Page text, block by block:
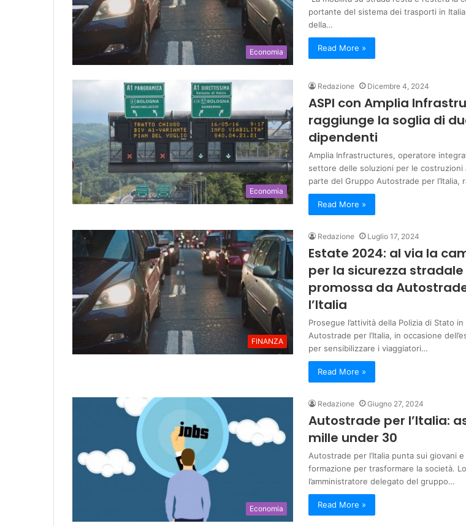
Economia
portante del sistema dei trasporti in
della…
Read More »
Economia
Redazione Dicembre 4, 2024
ASPI con Amplia
raggiunge la soglia di
dipendenti
Amplia Infrastructures, operatore
settore delle soluzioni per le costruzioni
parte del Gruppo Autostrade per l’Italia,
Read More »
FINANZA
Redazione Luglio 17, 2024
Estate 2024: al via la
per la sicurezza stradale
promossa da
l’Italia
Prosegue l’attività della Polizia di Stato
Autostrade per l’Italia, in occasione
per sensibilizzare i viaggiatori…
Read More »
Economia
Redazione Giugno 27, 2024
Autostrade per l’Italia:
mille under 30
Autostrade per l’Italia punta sui giovani e
formazione per trasformare la società.
l’amministratore delegato del gruppo…
Read More »